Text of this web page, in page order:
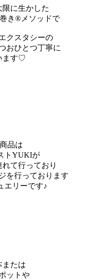
に生かした
き®メソッドで
クスタシーの
おひとつ丁寧に
ます♡
品は
トYUKIが
て行っており
を行っております
エリーです♪
または
ットや